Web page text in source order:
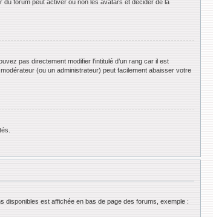
du forum peut activer ou non les avatars et décider de la
pas directement modifier l’intitulé d’un rang car il est
(ou un administrateur) peut facilement abaisser votre
disponibles est affichée en bas de page des forums, exemple :